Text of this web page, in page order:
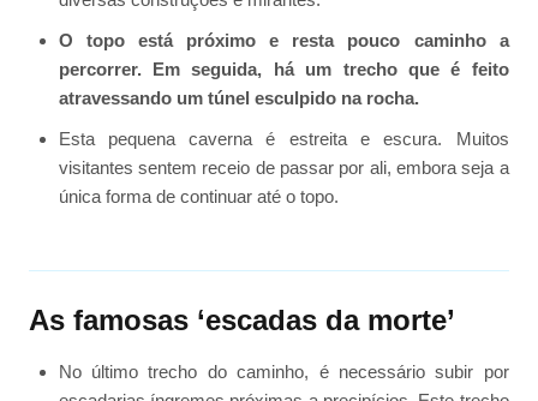
O topo está próximo e resta pouco caminho a
percorrer. Em seguida, há um trecho que é feito
atravessando um túnel esculpido na rocha.
Esta pequena caverna é estreita e escura. Muitos
visitantes sentem receio de passar por ali, embora seja a
única forma de continuar até o topo.
As famosas ‘escadas da morte’
No último trecho do caminho, é necessário subir por